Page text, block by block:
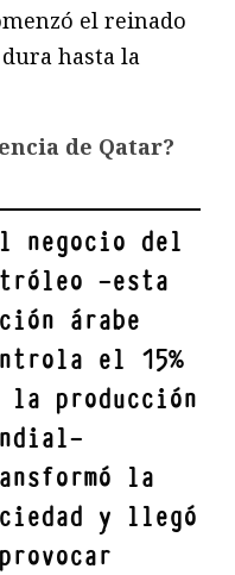
el reinado
hasta la
de Qatar?
negocio del
—esta
árabe
el 15%
la producción
la
y llegó